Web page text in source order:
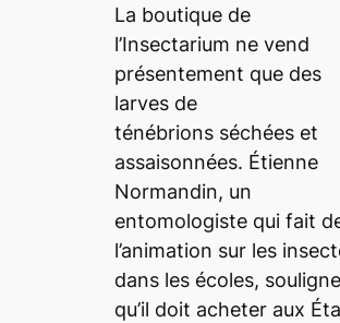
La boutique de
l’Insectarium ne vend
présentement que des
larves de
ténébrions séchées et
assaisonnées. Étienne
Normandin, un
entomologiste qui fait
l’animation sur les
dans les écoles, souligne
qu’il doit acheter aux